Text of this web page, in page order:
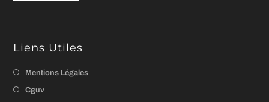
Liens Utiles
Mentions Légales
Cguv